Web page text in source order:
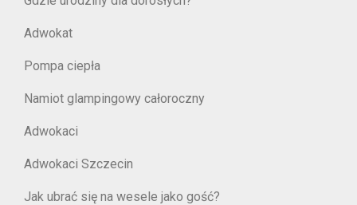
Adwokat
Pompa ciepła
Namiot glampingowy całoroczny
Adwokaci
Adwokaci Szczecin
Jak ubrać się na wesele jako gość?